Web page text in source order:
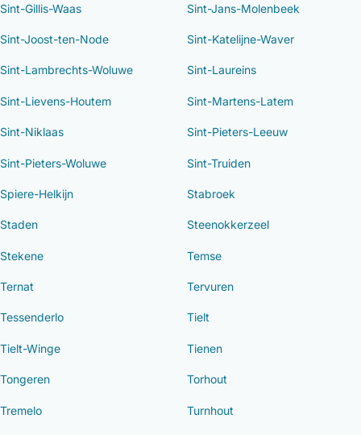
Sint-Gillis-Waas Sint-Jans-Molenbeek
Sint-Joost-ten-Node Sint-Katelijne-Waver
Sint-Lambrechts-Woluwe Sint-Laureins
Sint-Lievens-Houtem Sint-Martens-Latem
Sint-Niklaas Sint-Pieters-Leeuw
Sint-Pieters-Woluwe Sint-Truiden
Spiere-Helkijn Stabroek
Staden Steenokkerzeel
Stekene Temse
Ternat Tervuren
Tessenderlo Tielt
Tielt-Winge Tienen
Tongeren Torhout
Tremelo Turnhout